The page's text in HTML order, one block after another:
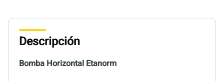
Descripción
Bomba Horizontal Etanorm